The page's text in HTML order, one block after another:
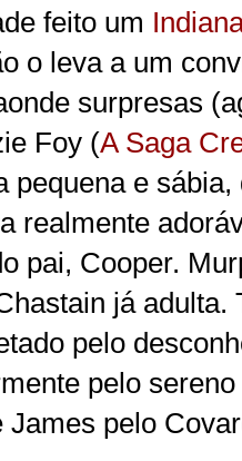
feito um
o leva a um
surpresas
Foy (A Saga
pequena e
realmente
pai, Cooper.
já adulta.
pelo
pelo
James pelo